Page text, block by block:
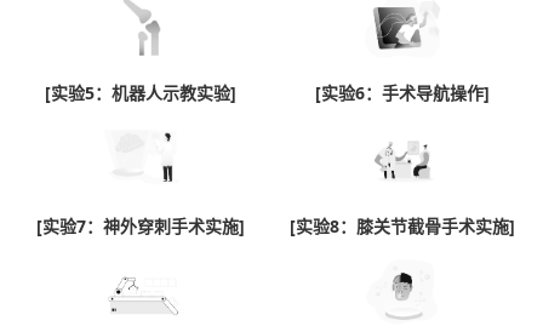
[实验5：机器人示教实验] [实验6：手术导航操作]
[实验7：神外穿刺手术实施] [实验8：膝关节截骨手术实施]